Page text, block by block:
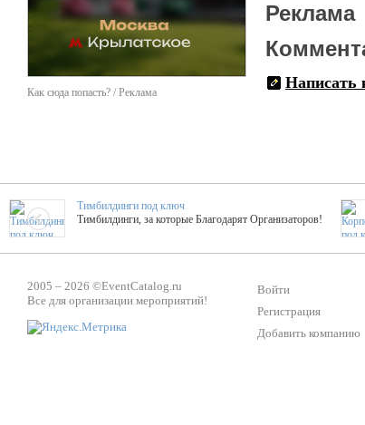
Как сюда попасть? / Реклама
Реклама
Написать
Тимбилдинги под ключ
Тимбилдинги, за которые Благодарят Организаторов!
ТОПовые мастер-классы на мероприятие! Гибкие цены!
2005 – 2026 ©EventCatalog.ru
Все для организации мероприятий!
Войти
Регистрация
Добавить компанию